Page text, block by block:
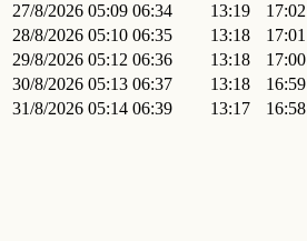
27/8/2026 05:09 06:34 13:19 17:02
28/8/2026 05:10 06:35 13:18 17:01
29/8/2026 05:12 06:36 13:18 17:00
30/8/2026 05:13 06:37 13:18 16:59
31/8/2026 05:14 06:39 13:17 16:58